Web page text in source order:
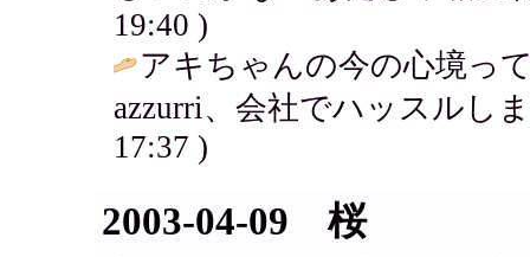
19:40 )
アキちゃんの今の心境っ
azzurri、会社でハッスルし
17:37 )
2003-04-09 桜